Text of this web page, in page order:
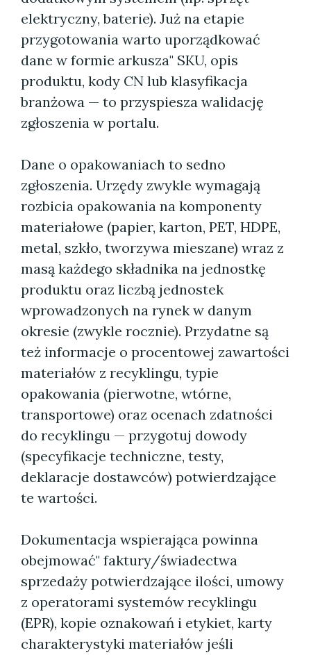
elektryczny, baterie). Już na etapie
przygotowania warto uporządkować
dane w formie arkusza" SKU, opis
produktu, kody CN lub klasyfikacja
branżowa — to przyspiesza walidację
zgłoszenia w portalu.
Dane o opakowaniach to sedno
zgłoszenia. Urzędy zwykle wymagają
rozbicia opakowania na komponenty
materiałowe (papier, karton, PET, HDPE,
metal, szkło, tworzywa mieszane) wraz z
masą każdego składnika na jednostkę
produktu oraz liczbą jednostek
wprowadzonych na rynek w danym
okresie (zwykle rocznie). Przydatne są
też informacje o procentowej zawartości
materiałów z recyklingu, typie
opakowania (pierwotne, wtórne,
transportowe) oraz ocenach zdatności
do recyklingu — przygotuj dowody
(specyfikacje techniczne, testy,
deklaracje dostawców) potwierdzające
te wartości.
Dokumentacja wspierająca powinna
obejmować" faktury/świadectwa
sprzedaży potwierdzające ilości, umowy
z operatorami systemów recyklingu
(EPR), kopie oznakowań i etykiet, karty
charakterystyki materiałów jeśli